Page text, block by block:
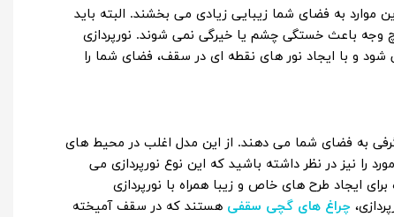
موارد به فضای شما زیبایی زیادی می بخشند. البته باید
وجه باعث خستگی چشم یا خیرگی نمی شوند. نورپردازی
شود و با ایجاد نور های نقطه ای در سقف، فضای شما را
به فضای شما می دهند. از این مدل اغلب در محیط های
را نیز در نظر داشته باشید که این نوع نورپردازی می
ایجاد طرح های خاص و زیبا همراه با نورپردازی
چراغ های گچی سقفی هستند که در سقف آمیخته